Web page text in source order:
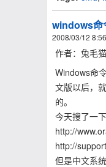
windows命
2008/03/12 8:56
作者：兔毛
Windows命
文版以后，
的。
今天搜了一
http://
http://
但是中文系